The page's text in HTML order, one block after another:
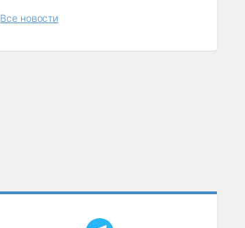
Все новости